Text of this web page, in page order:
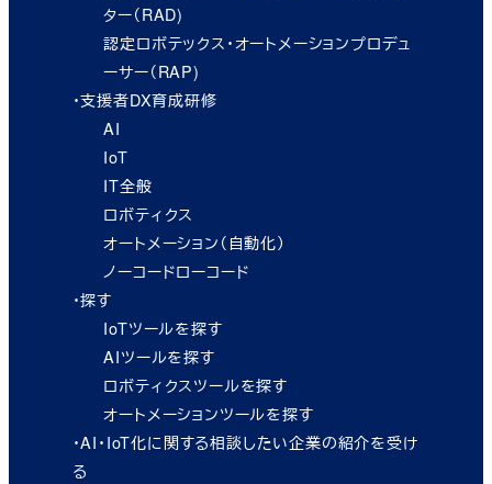
ター（RAD)
認定ロボテックス・オートメーションプロデュ
ーサー（RAP)
・支援者DX育成研修
AI
IoT
IT全般
ロボティクス
オートメーション（自動化）
ノーコードローコード
・探す
IoTツールを探す
AIツールを探す
ロボティクスツールを探す
オートメーションツールを探す
・AI・IoT化に関する相談したい企業の紹介を受け
る